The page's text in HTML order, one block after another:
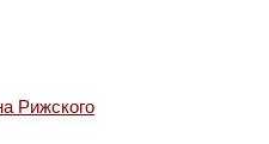
Рижского